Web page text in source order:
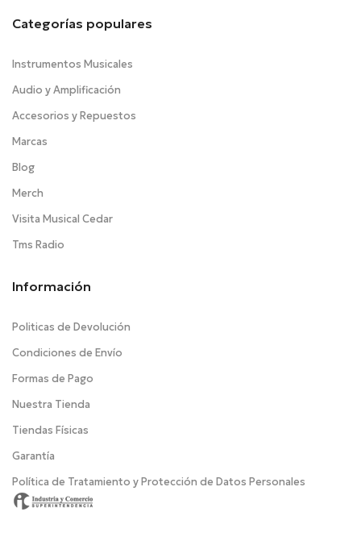
Categorías populares
Instrumentos Musicales
Audio y Amplificación
Accesorios y Repuestos
Marcas
Blog
Merch
Visita Musical Cedar
Tms Radio
Información
Politicas de Devolución
Condiciones de Envío
Formas de Pago
Nuestra Tienda
Tiendas Físicas
Garantía
Política de Tratamiento y Protección de Datos Personales